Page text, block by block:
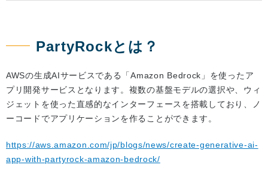
PartyRockとは？
AWSの生成AIサービスである「Amazon Bedrock」を使ったア
プリ開発サービスとなります。複数の基盤モデルの選択や、ウィ
ジェットを使った直感的なインターフェースを搭載しており、ノ
ーコードでアプリケーションを作ることができます。
https://aws.amazon.com/jp/blogs/news/create-generative-ai-
app-with-partyrock-amazon-bedrock/